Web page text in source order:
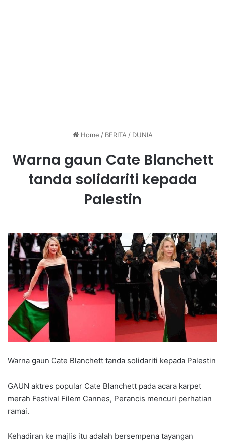
Home / BERITA / DUNIA
Warna gaun Cate Blanchett
tanda solidariti kepada
Palestin
Warna gaun Cate Blanchett tanda solidariti kepada Palestin
GAUN aktres popular Cate Blanchett pada acara karpet
merah Festival Filem Cannes, Perancis mencuri perhatian
ramai.
Kehadiran ke majlis itu adalah bersempena tayangan